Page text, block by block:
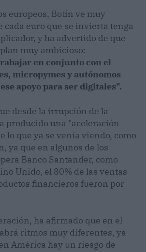
europeos, Botín ve muy
cada euro que se invierta tenga
y ha advertido de que
muy ambicioso:
en conjunto con el
micropymes y autónomos
apoyo para ser digitales".
desde la irrupción de la
producido una "aceleración
lo que ya se venía viendo, como
ya que en algunos de los
Banco Santander, como
Unido, el 80% de las ventas
financieros fueron por
ha afirmado que en el
ritmos muy diferentes, ya
América hay un riesgo de